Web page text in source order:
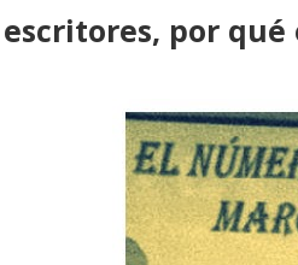
escritores, por